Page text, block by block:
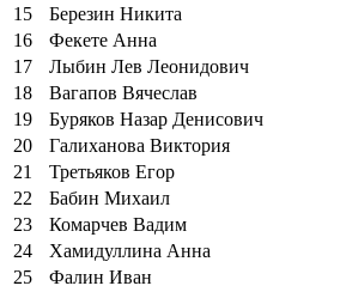
15
Березин Никита
16
Фекете Анна
17
Лыбин Лев Леонидович
18
Вагапов Вячеслав
19
Буряков Назар Денисович
20
Галиханова Виктория
21
Третьяков Егор
22
Бабин Михаил
23
Комарчев Вадим
24
Хамидуллина Анна
25
Фалин Иван